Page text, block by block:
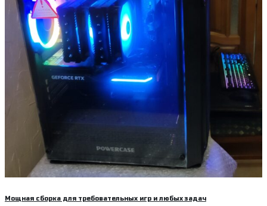
Мощная сборка для требовательных игр и любых задач